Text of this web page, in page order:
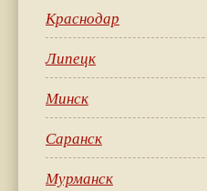
Краснодар
Липецк
Минск
Саранск
Мурманск